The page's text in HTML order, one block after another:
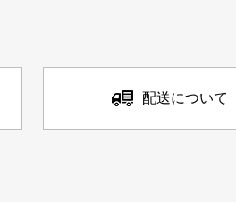
配送について